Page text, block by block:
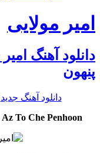
امیر مولایی
دانلود آهنگ
پنهون
دانلود آهنگ جدید
Az To Che Penhoon